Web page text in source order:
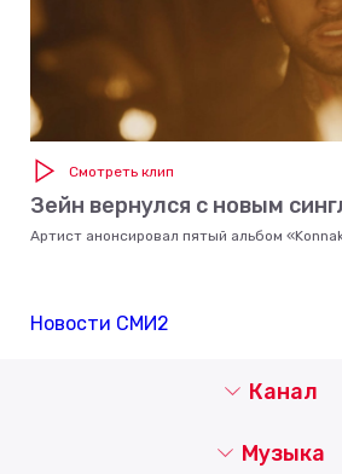
Смотреть клип
Зейн вернулся с новым
Артист анонсировал пятый альбом
Новости СМИ2
Канал
Музыка